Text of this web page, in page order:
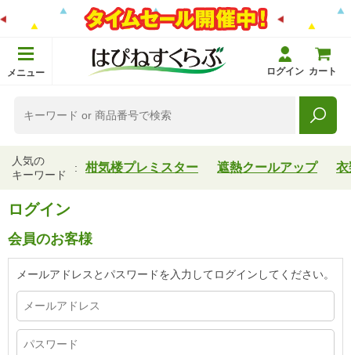
メニュー ログイン カート
人気の
キーワード
柑気楼プレミスター 遮熱クールアップ 衣
ログイン
会員のお客様
メールアドレスとパスワードを入力してログインしてください。